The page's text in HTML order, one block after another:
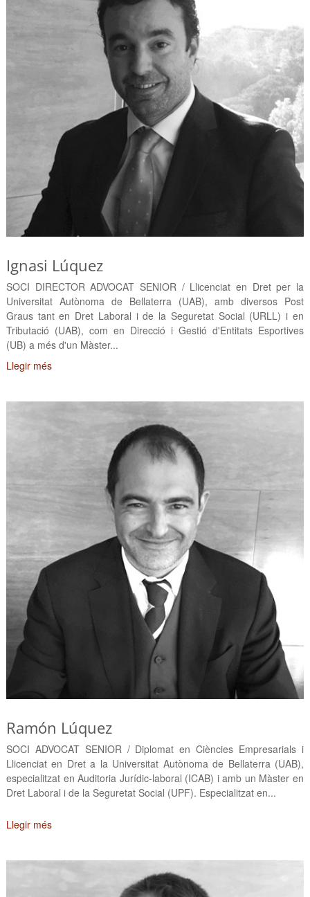
Ignasi Lúquez
SOCI DIRECTOR ADVOCAT SENIOR / Llicenciat en Dret per la
Universitat Autònoma de Bellaterra (UAB), amb diversos Post
Graus tant en Dret Laboral i de la Seguretat Social (URLL) i en
Tributació (UAB), com en Direcció i Gestió d'Entitats Esportives
(UB) a més d'un Màster...
Llegir més
Ramón Lúquez
SOCI ADVOCAT SENIOR / Diplomat en Ciències Empresarials i
Llicenciat en Dret a la Universitat Autònoma de Bellaterra (UAB),
especialitzat en Auditoria Jurídic-laboral (ICAB) i amb un Màster en
Dret Laboral i de la Seguretat Social (UPF). Especialitzat en...
Llegir més